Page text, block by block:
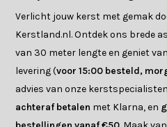
Verlicht jouw kerst met gemak
Kerstland.nl. Ontdek ons brede
van 30 meter lengte en geniet
levering (voor 15:00 besteld,
advies van onze
achteraf betalen met Klarna, en